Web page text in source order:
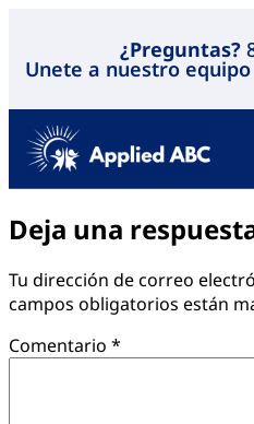
¿Preguntas?
Unete a nuestro equipo
Deja una
Tu dirección de correo
campos obligatorios están
Comentario *